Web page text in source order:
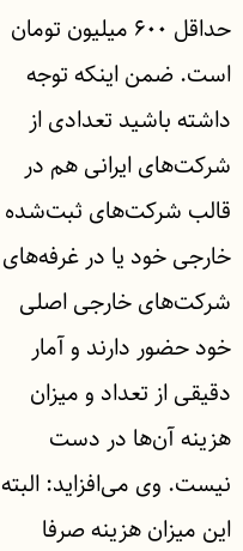
حداقل ۶۰۰ میلیون تومان
است. ضمن اینکه توجه
داشته باشید تعدادی از
شرکت‌های ایرانی هم در
قالب شرکت‌های ثبت‌شده
خارجی خود یا در غرفه‌های
شرکت‌های خارجی اصلی
خود حضور دارند و آمار
دقیقی از تعداد و میزان
هزینه‌ آن‌ها در دست
نیست. وی می‌افزاید: البته
این میزان هزینه صرفا